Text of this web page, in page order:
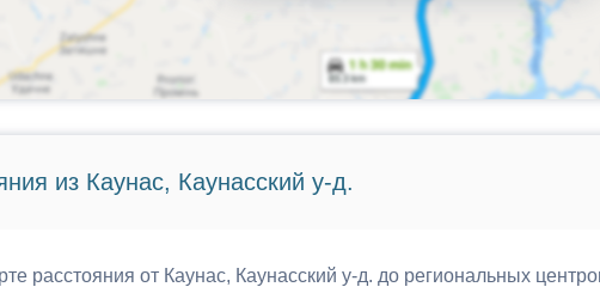
из Каунас, Каунасский у-д.
расстояния от Каунас, Каунасский у-д. до региональных